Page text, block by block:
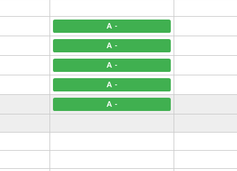
A -
A -
A -
A -
A -